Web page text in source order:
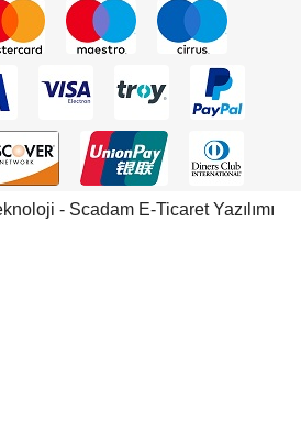
- Scadam E-Ticaret Yazılımı